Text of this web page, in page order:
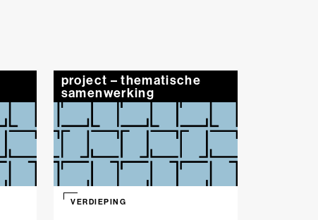
project – thematische
samenwerking
VERDIEPING